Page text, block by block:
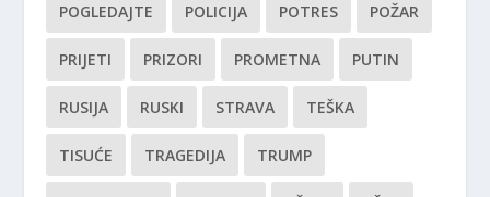
POGLEDAJTE POLICIJA POTRES POŽAR
PRIJETI PRIZORI PROMETNA PUTIN
RUSIJA RUSKI STRAVA TEŠKA
TISUĆE TRAGEDIJA TRUMP